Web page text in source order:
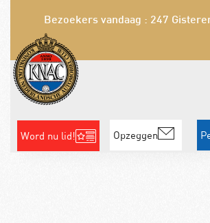
Bezoekers vandaag : 247
Word nu lid! Opzeggen